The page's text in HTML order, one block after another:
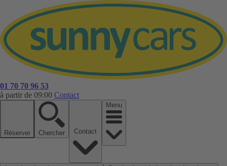
01 70 70 96 53
à partir de 09:00 Contact
Réserver Chercher
Menu